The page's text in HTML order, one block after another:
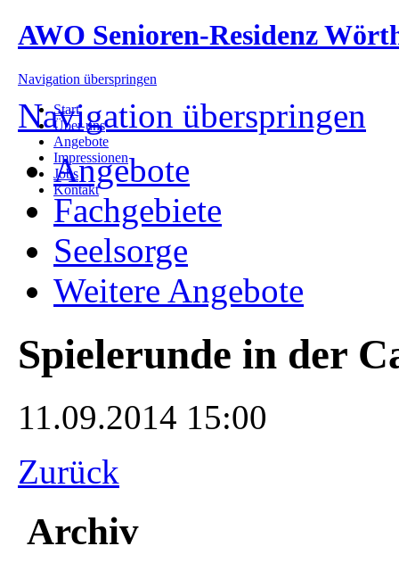
AWO Senioren-Residenz
Navigation überspringen
Start
Über uns
Angebote
Impressionen
Jobs
Kontakt
Navigation überspringen
Angebote
Fachgebiete
Seelsorge
Weitere Angebote
Spielerunde in der
11.09.2014 15:00
Zurück
Archiv